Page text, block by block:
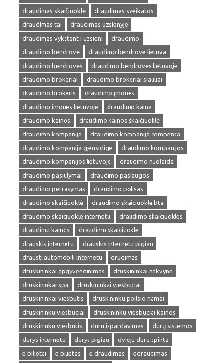
draudimas skaičiuoklė
draudimas sveikatos
draudimas tai
draudimas uzsienyje
draudimas vykstant i uzsieni
draudimo
draudimo bendrovė
draudimo bendrove lietuva
draudimo bendrovės
draudimo bendrovės lietuvoje
draudimo brokeriai
draudimo brokeriai siauliai
draudimo brokeris
draudimo įmonės
draudimo imones lietuvoje
draudimo kaina
draudimo kainos
draudimo kainos skaičiuoklė
draudimo kompanija
draudimo kompanija compensa
draudimo kompanija gjensidige
draudimo kompanijos
draudimo kompanijos lietuvoje
draudimo nuolaida
draudimo pasiulymai
draudimo paslaugos
draudimo perrasymas
draudimo polisas
draudimo skaičiuoklė
draudimo skaiciuokle bta
draudimo skaiciuokle internetu
draudimo skaiciuokles
draudimu kainos
draudimu skaiciuokle
drauskis internetu
drauskis internetu pigiau
drausti automobili internetu
drudimas
druskininkai apgyvendinimas
druskininkai nakvyne
druskininkai spa
druskininkai viesbuciai
druskininkai viesbutis
druskininku poilsio namai
druskininku viesbuciai
druskininku viesbuciai kainos
druskininku viesbutis
duru ispardavimas
durų sistemos
durys internetu
durys pigiau
dvieju duru spinta
e bilietai
e bilietas e draudimas
edraudimas